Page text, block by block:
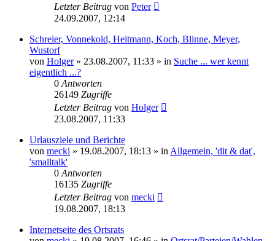
Letzter Beitrag von Peter
24.09.2007, 12:14
Schreier, Vonnekold, Heitmann, Koch, Blinne, Meyer,
Wustorf
von Holger» 23.08.2007, 11:33 » in Suche ... wer kennt
eigentlich ...?
0 Antworten
26149 Zugriffe
Letzter Beitrag von Holger
23.08.2007, 11:33
Urlausziele und Berichte
von mecki » 19.08.2007, 18:13 » in Allgemein, 'dit & dat',
'smalltalk'
0 Antworten
16135 Zugriffe
Letzter Beitrag von mecki
19.08.2007, 18:13
Internetseite des Ortsrats